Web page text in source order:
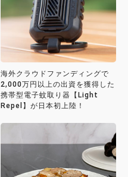
海外クラウドファンディングで
2,000万円以上の出資を獲得した
携帯型電子蚊取り器【Light
Repel】が日本初上陸！